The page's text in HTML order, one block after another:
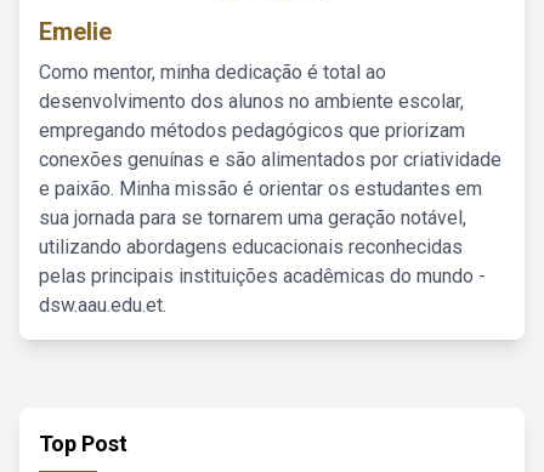
Emelie
Como mentor, minha dedicação é total ao
desenvolvimento dos alunos no ambiente escolar,
empregando métodos pedagógicos que priorizam
conexões genuínas e são alimentados por criatividade
e paixão. Minha missão é orientar os estudantes em
sua jornada para se tornarem uma geração notável,
utilizando abordagens educacionais reconhecidas
pelas principais instituições acadêmicas do mundo -
dsw.aau.edu.et.
Top Post